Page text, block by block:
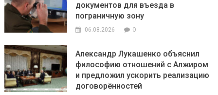
документов для въезда в
пограничную зону
06.08.2026 0
Александр Лукашенко объяснил
философию отношений с Алжиром
и предложил ускорить реализацию
договорённостей